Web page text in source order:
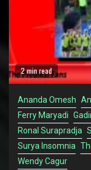
2 min read
Ananda Omesh
Ferry Maryadi
Ronal Surapradja
Surya Insomnia
Wendy Cagur